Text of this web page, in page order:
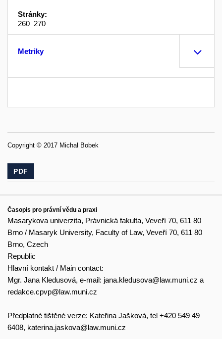
Stránky:
260–270
Metriky
Copyright © 2017 Michal Bobek
PDF
Časopis pro právní vědu a praxi
Masarykova univerzita, Právnická fakulta, Veveří 70, 611 80
Brno / Masaryk University, Faculty of Law, Veveří 70, 611 80
Brno, Czech
Republic
Hlavní kontakt / Main contact:
Mgr. Jana Kledusová, e-mail: jana.kledusova@law.muni.cz a
redakce.cpvp@law.muni.cz
Předplatné tištěné verze: Kateřina Jašková, tel +420 549 49
6408, katerina.jaskova@law.muni.cz